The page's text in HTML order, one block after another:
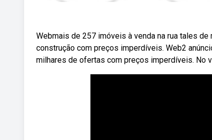
Webmais de 257 imóveis à venda na rua tales
construção com preços imperdíveis. Web2
milhares de ofertas com preços imperdíveis. No